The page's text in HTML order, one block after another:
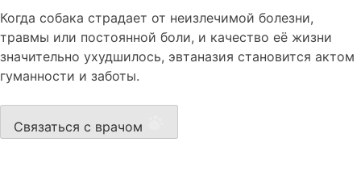
Когда собака страдает от неизлечимой болезни,
травмы или постоянной боли, и качество её жизни
значительно ухудшилось, эвтаназия становится актом
гуманности и заботы.
Связаться с врачом